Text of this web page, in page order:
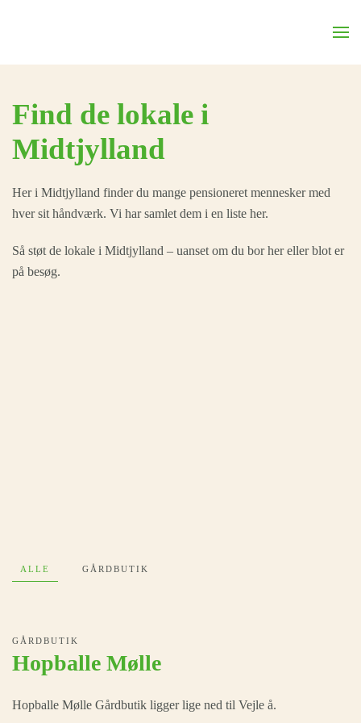
Find de lokale i
Midtjylland
Her i Midtjylland finder du mange pensioneret mennesker med
hver sit håndværk. Vi har samlet dem i en liste her.
Så støt de lokale i Midtjylland – uanset om du bor her eller blot er
på besøg.
ALLE GÅRDBUTIK
GÅRDBUTIK
Hopballe Mølle
Hopballe Mølle Gårdbutik ligger lige ned til Vejle å.